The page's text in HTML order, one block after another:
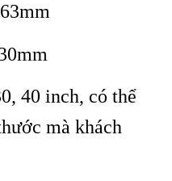
40 inch, có thể
mà khách